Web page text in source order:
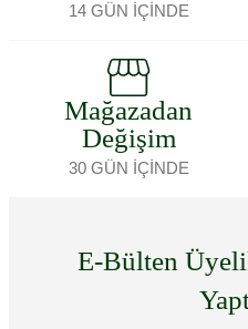
14 GÜN İÇİNDE
Mağazadan
Değişim
30 GÜN İÇİNDE
E-Bülten